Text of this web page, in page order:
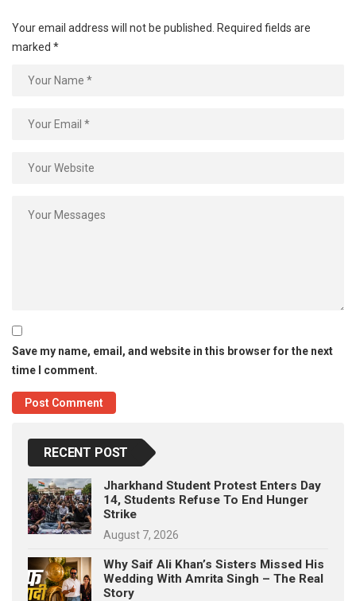
Your email address will not be published. Required fields are
marked *
Save my name, email, and website in this browser for the next
time I comment.
RECENT POST
Jharkhand Student Protest Enters Day
14, Students Refuse To End Hunger
Strike
August 7, 2026
Why Saif Ali Khan’s Sisters Missed His
Wedding With Amrita Singh – The Real
Story